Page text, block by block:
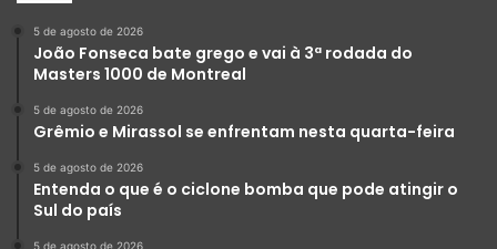
5 de agosto de 2026
João Fonseca bate grego e vai à 3ª rodada do
Masters 1000 de Montreal
5 de agosto de 2026
Grêmio e Mirassol se enfrentam nesta quarta-feira
5 de agosto de 2026
Entenda o que é o ciclone bomba que pode atingir o
Sul do país
5 de agosto de 2026